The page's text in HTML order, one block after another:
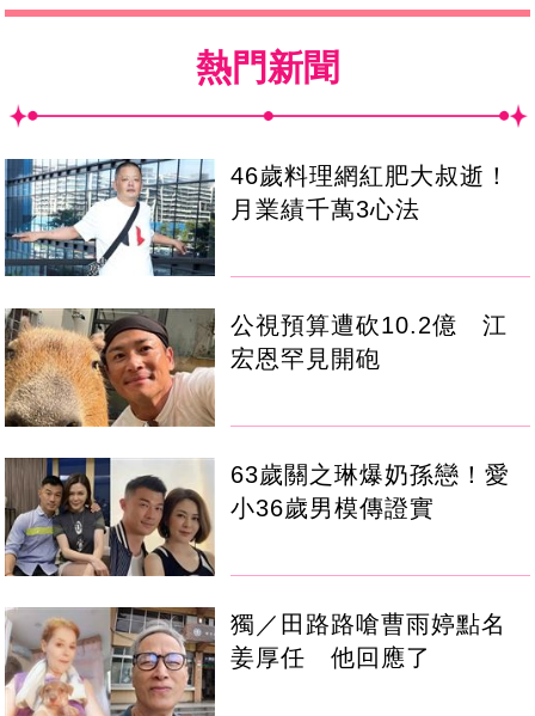
熱門新聞
46歲料理網紅肥大叔逝！
月業績千萬3心法
公視預算遭砍10.2億 江
宏恩罕見開砲
63歲關之琳爆奶孫戀！愛
小36歲男模傳證實
獨／田路路嗆曹雨婷點名
姜厚任 他回應了